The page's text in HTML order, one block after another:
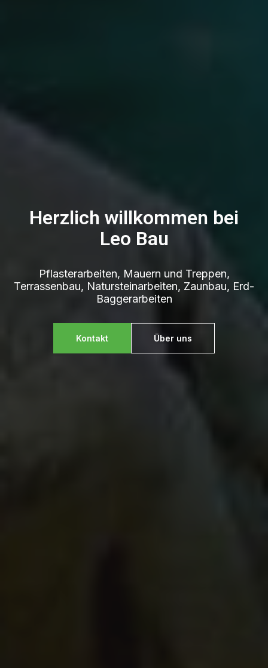
Herzlich willkommen bei
Leo Bau
Pflasterarbeiten, Mauern und Treppen,
Terrassenbau, Natursteinarbeiten, Zaunbau, Erd-
Baggerarbeiten
Kontakt Über uns